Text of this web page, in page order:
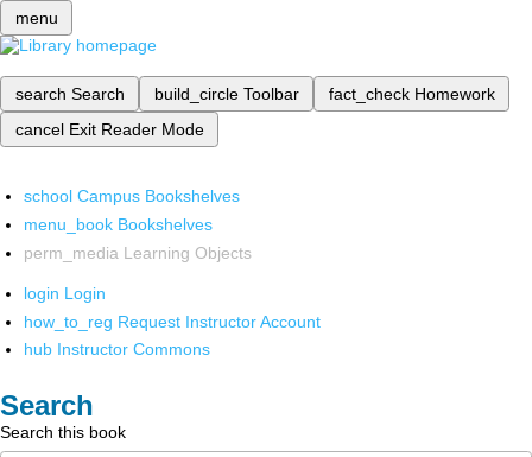
menu
search Search build_circle Toolbar fact_check Homework
cancel Exit Reader Mode
school Campus Bookshelves
menu_book Bookshelves
perm_media Learning Objects
login Login
how_to_reg Request Instructor Account
hub Instructor Commons
Search
Search this book